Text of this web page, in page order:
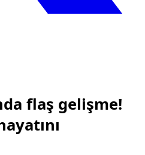
flaş gelişme!